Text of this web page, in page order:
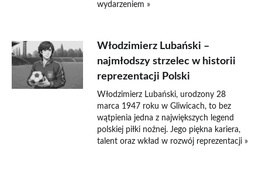
wydarzeniem »
Włodzimierz Lubański –
najmłodszy strzelec w historii
reprezentacji Polski
Włodzimierz Lubański, urodzony 28
marca 1947 roku w Gliwicach, to bez
wątpienia jedna z największych legend
polskiej piłki nożnej. Jego piękna kariera,
talent oraz wkład w rozwój reprezentacji »